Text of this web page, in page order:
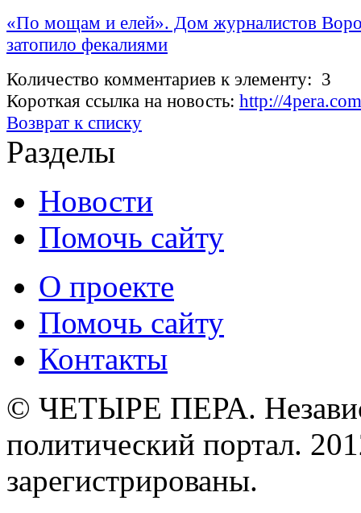
«По мощам и елей». Дом журналистов
затопило фекалиями
Количество комментариев к элементу: 3
Короткая ссылка на новость: http://
Возврат к списку
Разделы
Новости
Помочь сайту
О проекте
Помочь сайту
Контакты
© ЧЕТЫРЕ ПЕРА.
политический портал.
зарегистрированы.